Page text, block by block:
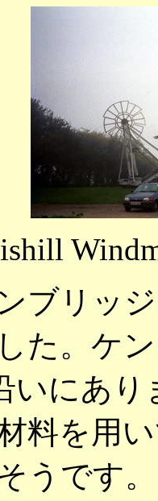
ブリッ
た。ケ
いにあ
料を用
うです